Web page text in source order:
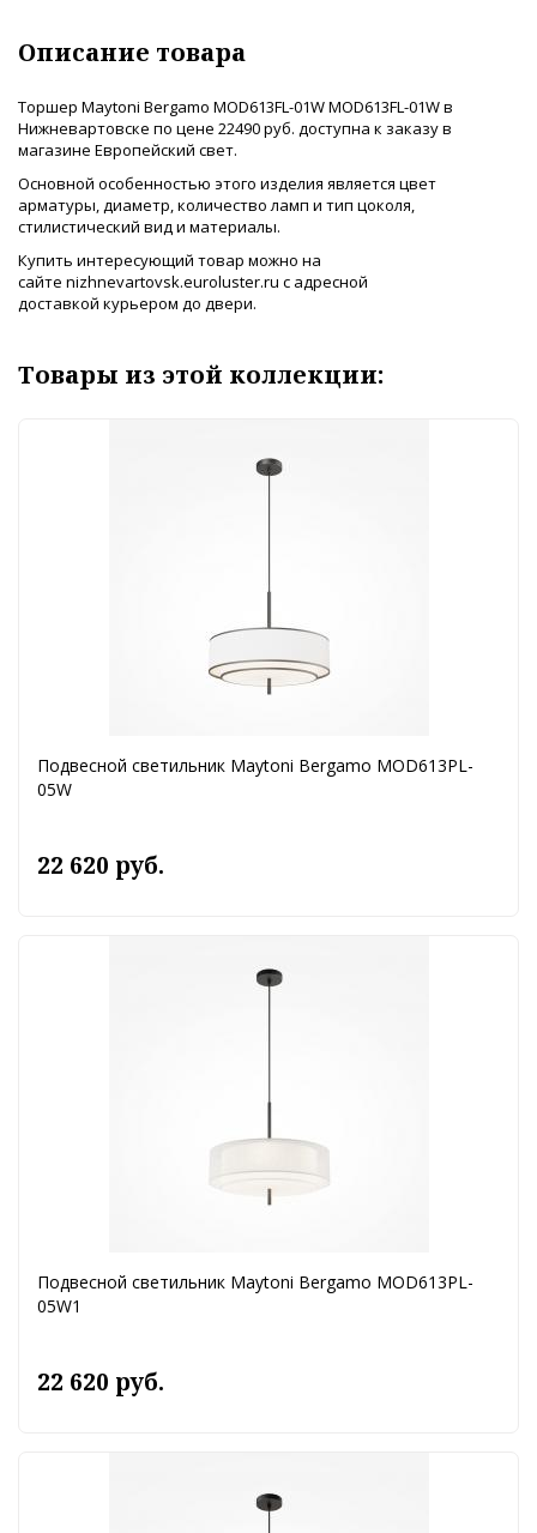
Описание товара
Торшер Maytoni Bergamo MOD613FL-01W MOD613FL-01W в
Нижневартовске по цене 22490 руб. доступна к заказу в
магазине Европейский свет.
Основной особенностью этого изделия является цвет
арматуры, диаметр, количество ламп и тип цоколя,
стилистический вид и материалы.
Купить интересующий товар можно на
сайте nizhnevartovsk.euroluster.ru с адресной
доставкой курьером до двери.
Товары из этой коллекции:
Подвесной светильник Maytoni Bergamo MOD613PL-
05W
22 620 руб.
Подвесной светильник Maytoni Bergamo MOD613PL-
05W1
22 620 руб.